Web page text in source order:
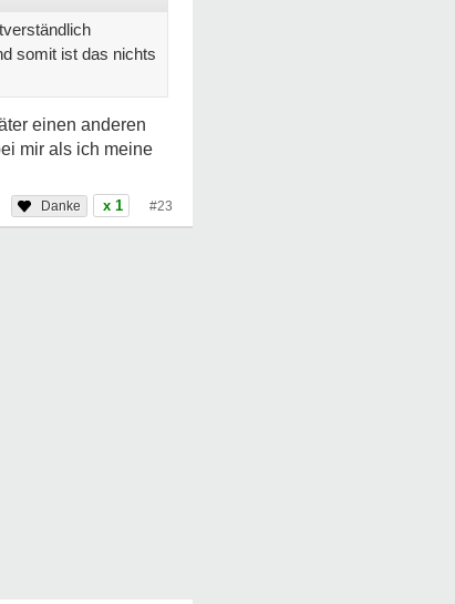
somit ist das nichts
einen anderen
mir als ich meine
x 1 #23